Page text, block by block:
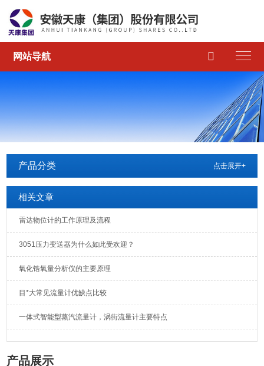
网站导航 
产品分类 点击展开+
相关文章
雷达物位计的工作原理及流程
3051压力变送器为什么如此受欢迎？
氧化锆氧量分析仪的主要原理
目*大常见流量计优缺点比较
一体式智能型蒸汽流量计，涡街流量计主要特点
产品展示